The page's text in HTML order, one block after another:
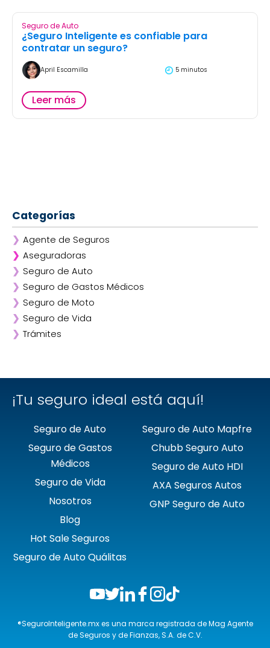
Seguro de Auto
¿Seguro Inteligente es confiable para
contratar un seguro?
April Escamilla 5 minutos
Leer más
Categorías
❯ Agente de Seguros
❯ Aseguradoras
❯ Afirme
❯ ANA
❯ AXA
❯ Chubb
❯ GNP
❯ Seguro de Auto
❯ Seguro de Gastos Médicos
❯ Seguro de Moto
❯ Seguro de Vida
❯ Trámites
¡Tu seguro ideal está aquí!
Seguro de Auto
Seguro de Gastos
Médicos
Seguro de Vida
Nosotros
Blog
Hot Sale Seguros
Seguro de Auto Quálitas
Seguro de Auto Mapfre
Chubb Seguro Auto
Seguro de Auto HDI
AXA Seguros Autos
GNP Seguro de Auto
®SeguroInteligente.mx es una marca registrada de Mag Agente
de Seguros y de Fianzas, S.A. de C.V.